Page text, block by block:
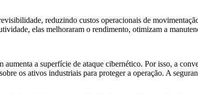
reduzindo custos operacionais de
elas melhoraram o rendimento, otimizam a
a superfície de ataque cibernético. Por isso, a
os ativos industriais para proteger a operação. A